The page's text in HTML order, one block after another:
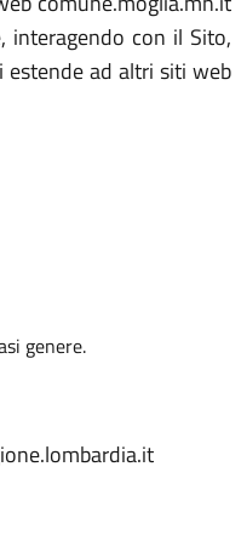
interagendo con il Sito,
estende ad altri siti web
genere.